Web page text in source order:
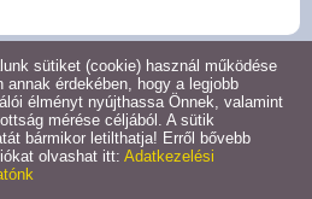
© 2026 -
Oldal információk Impresszum
sütiket (cookie) használ működése
annak érdekében, hogy a legjobb
élményt nyújthassa Önnek, valamint
mérése céljából. A sütik
bármikor letilthatja! Erről bővebb
olvashat itt: Adatkezelési